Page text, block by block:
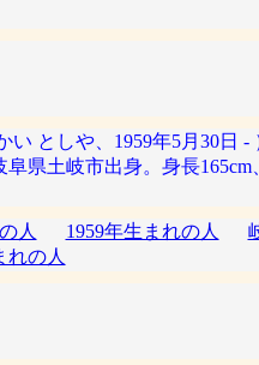
い としや、1959年5月30日 -
阜県土岐市出身。身長165cm
人
1959年生まれの人
れの人